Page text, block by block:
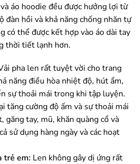
áo hoodie đều được hưởng lợi từ
đàn hồi và khả năng chống nhăn tự
có thể được kết hợp vào áo dài tay
thời tiết lạnh hơn.
pha len rất tuyệt vời cho trang
năng điều hòa nhiệt độ, hút ẩm,
sự thoải mái trong khi tập luyện.
tăng cường độ ấm và sự thoải mái
găng tay, mũ, khăn quàng cổ và
sử dụng hàng ngày và các hoạt
trẻ em: Len không gây dị ứng rất